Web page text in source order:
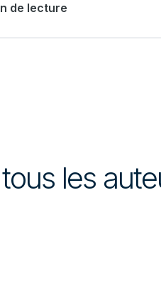
de lecture
les